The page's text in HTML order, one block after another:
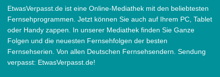
EtwasVerpasst.de ist eine Online-Mediathek mit den beliebtesten
Fernsehprogrammen. Jetzt können Sie auch auf Ihrem PC, Tablet
oder Handy zappen. In unserer Mediathek finden Sie Ganze
Folgen und die neuesten Fernsehfolgen der besten
Fernsehserien. Von allen Deutschen Fernsehsendern. Sendung
verpasst: EtwasVerpasst.de!